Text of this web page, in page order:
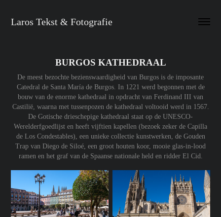
Laros Tekst & Fotografie
BURGOS KATHEDRAAL
De meest bezochte bezienswaardigheid van Burgos is de imposante
Catedral de Santa María de Burgos. In 1221 werd begonnen met de
bouw van de enorme kathedraal in opdracht van Ferdinand III van
Castilië, waarna met tussenpozen de kathedraal voltooid werd in 1567.
De Gotische drieschepige kathedraal staat op de UNESCO-
Werelderfgoedlijst en heeft vijftien kapellen (bezoek zeker de Capilla
de Los Condestables), een unieke collectie kunstwerken, de Gouden
Trap van Diego de Siloé, een groot houten koor, mooie glas-in-lood
ramen en het graf van de Spaanse nationale held en ridder El Cid.